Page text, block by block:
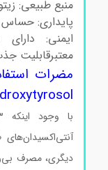
منبع طبیعی:
پایداری: حساس
ایمنی: دارای
معتبرقابلیت
آنتی‌اکسیدان‌های
دیگری، مصرف